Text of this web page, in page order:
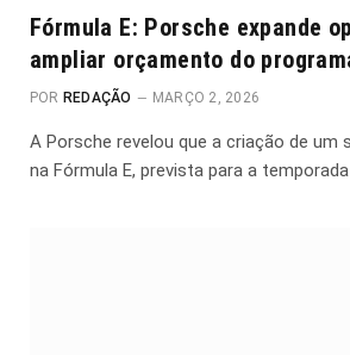
Fórmula E: Porsche expande
ampliar orçamento do
POR REDAÇÃO MARÇO 2, 2026
A Porsche revelou que a criação de um
na Fórmula E, prevista para a